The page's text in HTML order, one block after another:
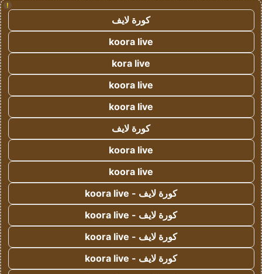
!
كورة لايف
koora live
kora live
koora live
koora live
كورة لايف
koora live
koora live
كورة لايف - koora live
كورة لايف - koora live
كورة لايف - koora live
كورة لايف - koora live